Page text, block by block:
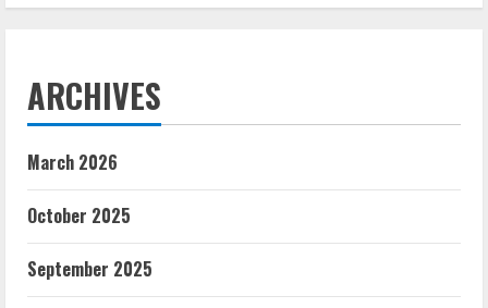
ARCHIVES
March 2026
October 2025
September 2025